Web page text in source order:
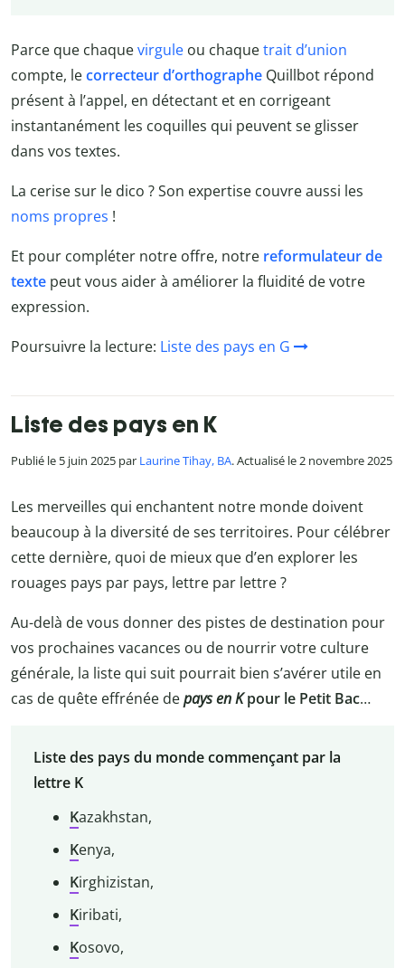
Parce que chaquevirgule ou chaquetrait d’union
compte, lecorrecteur d’orthographe Quillbot répond
présent à l’appel, en détectant et en corrigeant
instantanément les coquilles qui peuvent se glisser
dans vos textes.
La cerise sur le dico ? Son expertise couvre aussi les
noms propres !
Et pour compléter notre offre, notre reformulateur de
texte peut vous aider à améliorer la fluidité de votre
expression.
Poursuivre la lecture: Liste des pays en G
Liste des pays en K
Publié le 5 juin 2025 par Laurine Tihay, BA. Actualisé le 2 novembre 2025
Les merveilles qui enchantent notre monde doivent
beaucoup à la diversité de ses territoires. Pour célébrer
cette dernière, quoi de mieux que d’en explorer les
rouages pays par pays, lettre par lettre ?
Au-delà de vous donner des pistes de destination pour
vos prochaines vacances ou de nourrir votre culture
générale, la liste qui suit pourrait bien s’avérer utile en
cas de quête effrénée depays en Kpour le Petit Bac…
Liste des pays du monde commençant par la
lettre K
Kazakhstan,
Kenya,
Kirghizistan,
Kiribati,
Kosovo,